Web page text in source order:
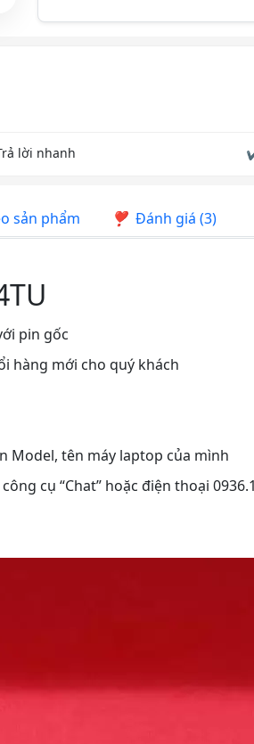
lời nhanh
sản phẩm
Đánh giá (3)
pin gốc
hàng mới cho quý khách
Model, tên máy laptop của mình
cụ “Chat” hoặc điện thoại